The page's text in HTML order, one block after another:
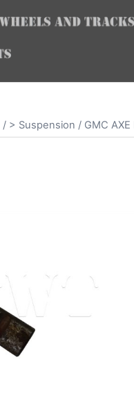
/ > Suspension / GMC AXE